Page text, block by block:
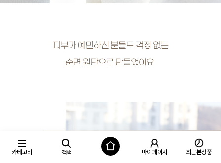
카테고리 검색 마이페이지 최근본상품